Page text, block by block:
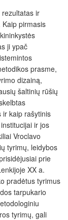
ir
pirmasis
ji ypač
prasme,
dizainą,
šaltinių rūšių
ir kaip rašytinis
ir jos
Vroclavo
tyrimų, leidybos
prie
XX a.
pradėtus tyrimus
tarpukario
tyrimų, gali